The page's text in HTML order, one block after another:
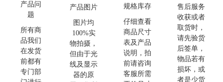
产品问
题
所有商
品我们
在发货
前都有
专门部
产品图片
图片均
100%实
物拍摄，
但由于光
线及显示
器的原
规格库存
仔细查看
商品尺寸
表及产品
说明，拍
前请咨询
客服所需
售后服务
收获或者
取货时，
请先验货
后签单，
物品若有
损坏，或
者是少货